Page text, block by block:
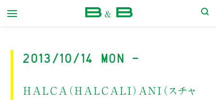
2013/10/14 Mon -
ＨＡＬＣＡ（ＨＡＬＣＡＬＩ）ＡＮＩ（スチャ